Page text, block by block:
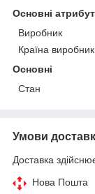
Основні
Виробник
Країна виробник
Основні
Стан
Умови
Доставка
Нова Пошта